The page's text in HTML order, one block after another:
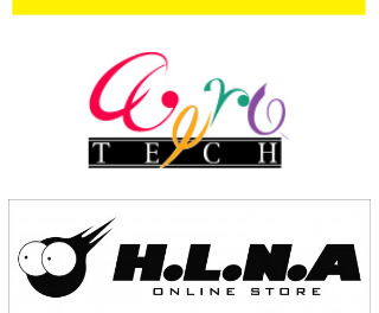
chappy
Romisea